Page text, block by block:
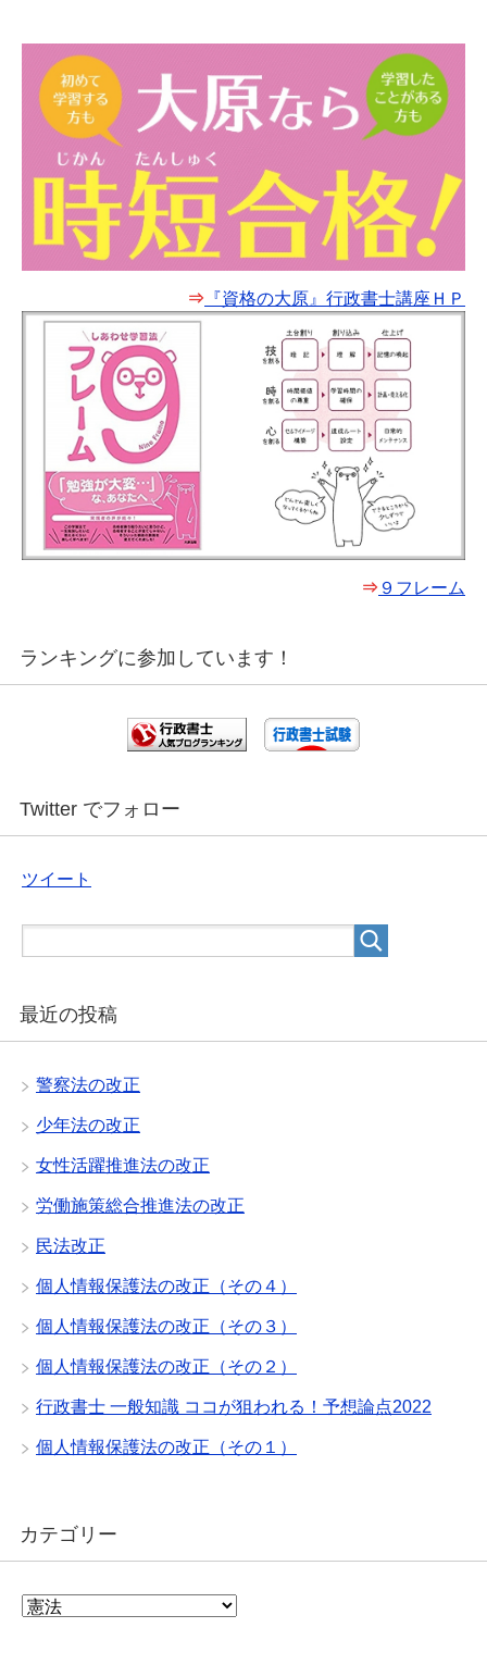
⇒ 『資格の大原』行政書士講座ＨＰ
⇒ ９フレーム
ランキングに参加しています！
Twitter でフォロー
ツイート
最近の投稿
警察法の改正
少年法の改正
女性活躍推進法の改正
労働施策総合推進法の改正
民法改正
個人情報保護法の改正（その４）
個人情報保護法の改正（その３）
個人情報保護法の改正（その２）
行政書士 一般知識 ココが狙われる！予想論点2022
個人情報保護法の改正（その１）
カテゴリー
カ